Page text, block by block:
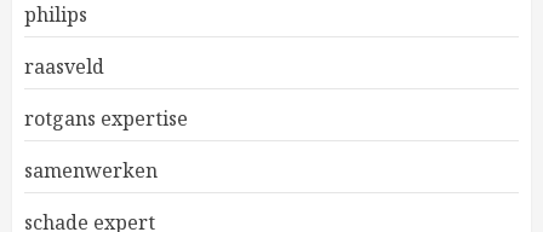
philips
raasveld
rotgans expertise
samenwerken
schade expert